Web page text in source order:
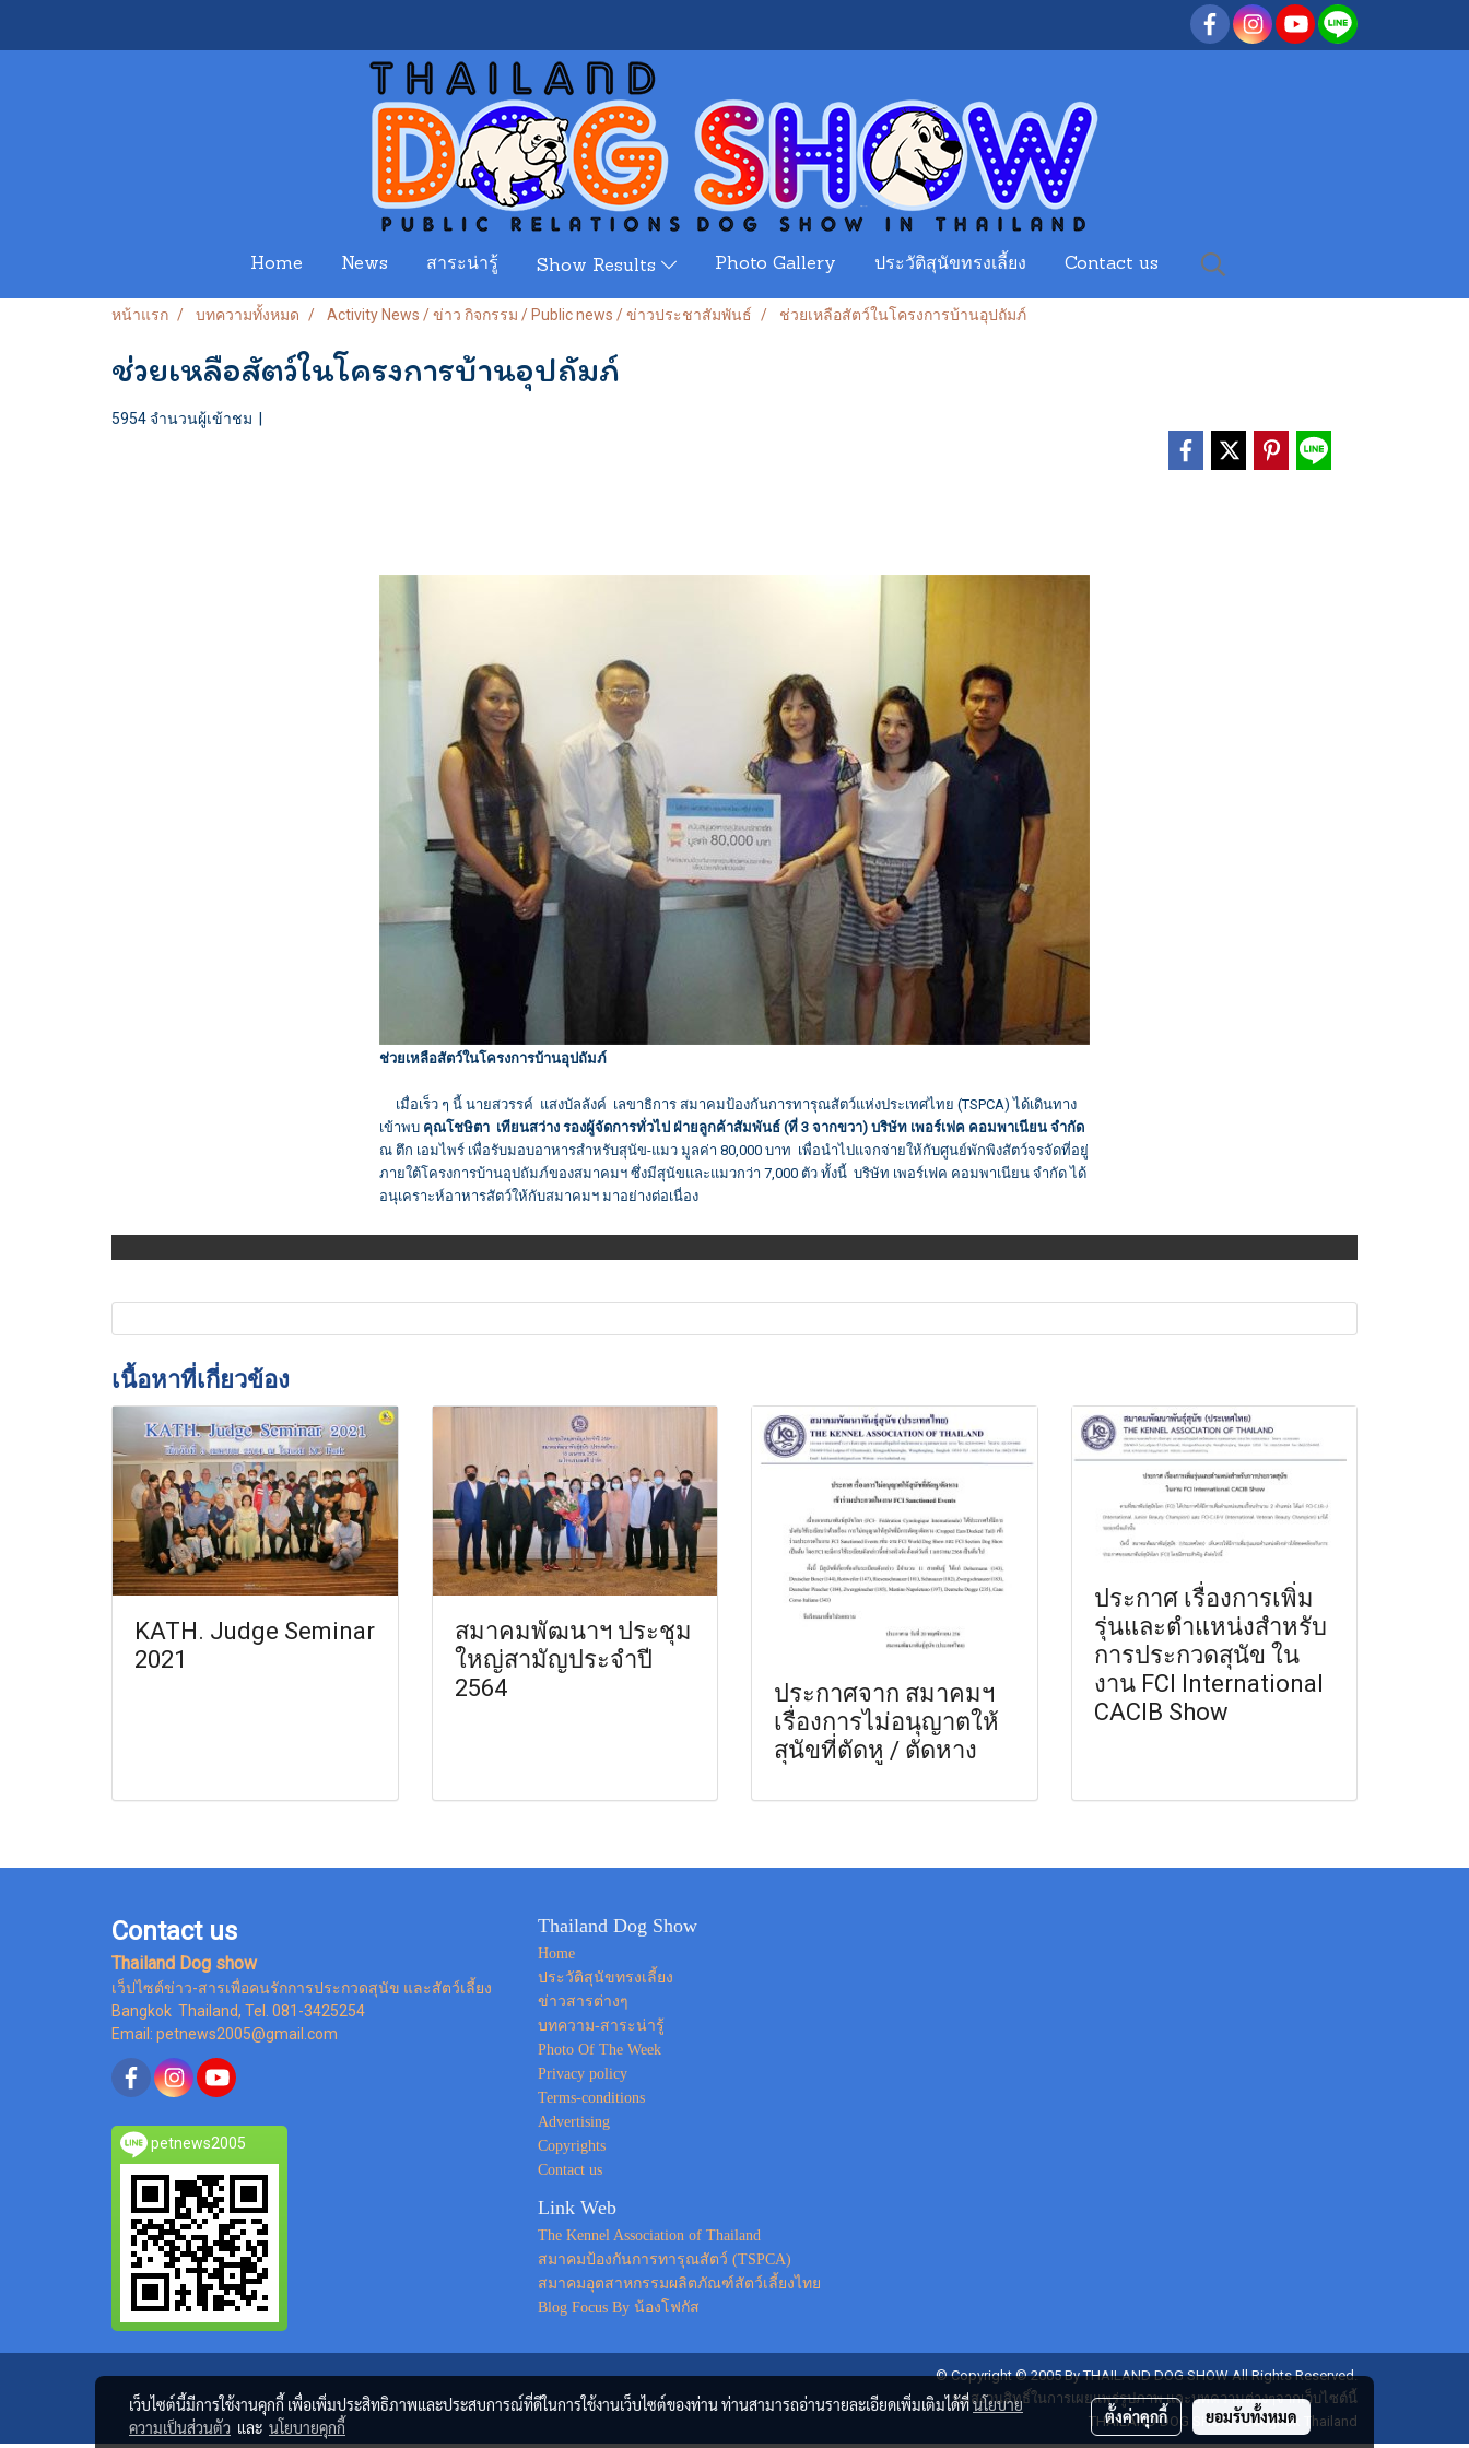
Home News สาระน่ารู้ Show Results Photo Gallery ประวัติสุนัขทรงเลี้ยง Contact us
หน้าแรก บทความทั้งหมด Activity News / ข่าว กิจกรรม / Public news / ข่าวประชาสัมพันธ์ ช่วยเหลือสัตว์ในโครงการบ้านอุปถัมภ์
ช่วยเหลือสัตว์ในโครงการบ้านอุปถัมภ์
5954 จำนวนผู้เข้าชม |
ช่วยเหลือสัตว์ในโครงการบ้านอุปถัมภ์
เมื่อเร็ว ๆ นี้ นายสวรรค์ แสงบัลลังค์ เลขาธิการ สมาคมป้องกันการทารุณสัตว์แห่งประเทศไทย (TSPCA) ได้เดินทาง
เข้าพบ คุณโชษิตา เทียนสว่าง รองผู้จัดการทั่วไป ฝ่ายลูกค้าสัมพันธ์ (ที่ 3 จากขวา) บริษัท เพอร์เฟค คอมพาเนียน จำกัด
ณ ตึก เอมไพร์ เพื่อรับมอบอาหารสำหรับสุนัข-แมว มูลค่า 80,000 บาท เพื่อนำไปแจกจ่ายให้กับศูนย์พักพิงสัตว์จรจัดที่อยู่
ภายใต้โครงการบ้านอุปถัมภ์ของสมาคมฯ ซึ่งมีสุนัขและแมวกว่า 7,000 ตัว ทั้งนี้ บริษัท เพอร์เฟค คอมพาเนียน จำกัด ได้
อนุเคราะห์อาหารสัตว์ให้กับสมาคมฯ มาอย่างต่อเนื่อง
เนื้อหาที่เกี่ยวข้อง
KATH. Judge Seminar
2021
สมาคมพัฒนาฯ ประชุม
ใหญ่สามัญประจำปี
2564
ประกาศจาก สมาคมฯ
เรื่องการไม่อนุญาตให้
สุนัขที่ตัดหู / ตัดหาง
ประกาศ เรื่องการเพิ่ม
รุ่นและตำแหน่งสำหรับ
การประกวดสุนัข ใน
งาน FCI International
CACIB Show
Contact us
Thailand Dog show
เว็ปไซต์ข่าว-สารเพื่อคนรักการประกวดสุนัข และสัตว์เลี้ยง
Bangkok Thailand, Tel. 081-3425254
Email: petnews2005@gmail.com
petnews2005
Thailand Dog Show
Home
ประวัติสุนัขทรงเลี้ยง
ข่าวสารต่างๆ
บทความ-สาระน่ารู้
Photo Of The Week
Privacy policy
Terms-conditions
Advertising
Copyrights
Contact us
Link Web
The Kennel Association of Thailand
สมาคมป้องกันการทารุณสัตว์ (TSPCA)
สมาคมอุตสาหกรรมผลิตภัณฑ์สัตว์เลี้ยงไทย
Blog Focus By น้องโฟกัส
© Copyright © 2005 By THAILAND DOG SHOW All Rights Reserved.
ขอสงวนสิทธิ์ในการเผยแพร่รูปภาพ และบทความต่างๆจากเว็บไซต์นี้
THAILAND DOG SHOW : Bangkok Thailand
เว็บไซต์นี้มีการใช้งานคุกกี้ เพื่อเพิ่มประสิทธิภาพและประสบการณ์ที่ดีในการใช้งานเว็บไซต์ของท่าน ท่านสามารถอ่านรายละเอียดเพิ่มเติมได้ที่นโยบาย
ความเป็นส่วนตัว และ นโยบายคุกกี้
ตั้งค่าคุกกี้ ยอมรับทั้งหมด